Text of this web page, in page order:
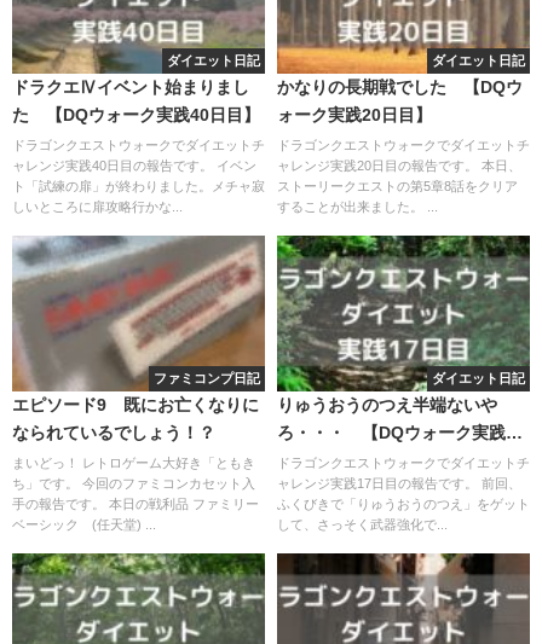
ダイエット日記
ドラクエⅣイベント始まりまし
た 【DQウォーク実践40日目】
ドラゴンクエストウォークでダイエットチ
ャレンジ実践40日目の報告です。 イベン
ト「試練の扉」が終わりました。メチャ寂
しいところに扉攻略行かな...
ダイエット日記
かなりの長期戦でした 【DQウ
ォーク実践20日目】
ドラゴンクエストウォークでダイエットチ
ャレンジ実践20日目の報告です。 本日、
ストーリークエストの第5章8話をクリア
することが出来ました。 ...
ファミコンプ日記
エピソード9 既にお亡くなりに
なられているでしょう！？
まいどっ！ レトロゲーム大好き「ともき
ち」です。 今回のファミコンカセット入
手の報告です。 本日の戦利品 ファミリー
ベーシック (任天堂) ...
ダイエット日記
りゅうおうのつえ半端ないや
ろ・・・ 【DQウォーク実践17
日目】
ドラゴンクエストウォークでダイエットチ
ャレンジ実践17日目の報告です。 前回、
ふくびきで「りゅうおうのつえ」をゲット
して、さっそく武器強化で...